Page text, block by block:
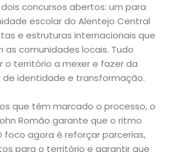
concursos abertos: um para
escolar do Alentejo Central
e estruturas internacionais que
as comunidades locais. Tudo
o território a mexer e fazer da
identidade e transformação.
que têm marcado o processo, o
Romão garante que o ritmo
foco agora é reforçar parcerias,
para o território e garantir que